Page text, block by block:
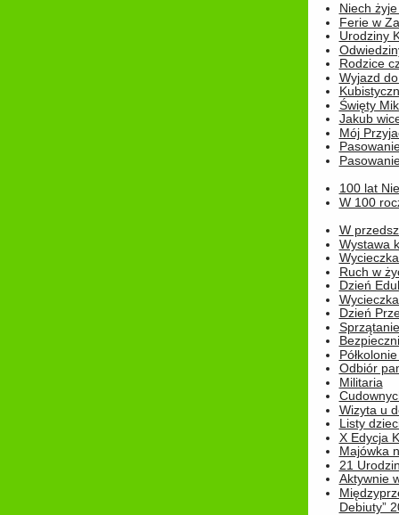
Niech
Ferie w
Urodziny
Rodzice
Wyjazd
Święty
Jakub
Mój
100 lat
W 100
W
Wystawa
Ruch w
Dzień
Dzień
Odbiór
Militaria
Wizyta u
Listy
X Edycja
Majówka
21
Aktywnie
Debiuty”